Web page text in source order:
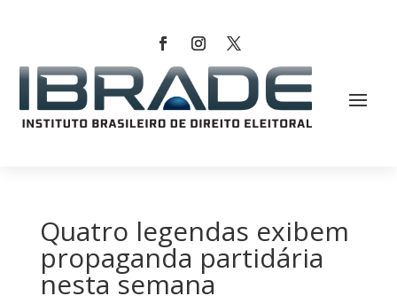
Quatro legendas exibem
propaganda partidária
nesta semana